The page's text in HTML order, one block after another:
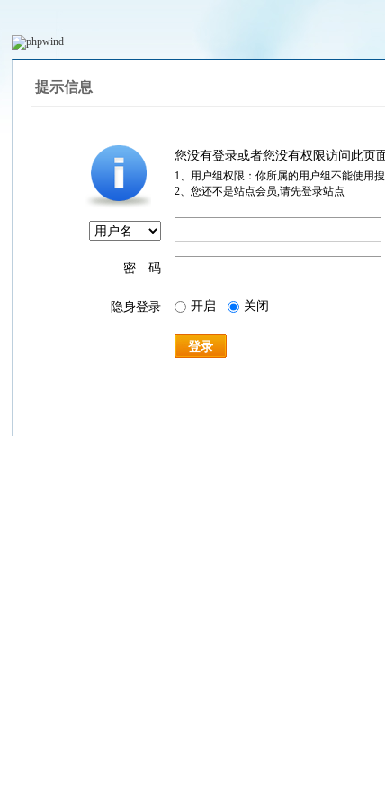
提示信息
您没有登录或者您没有权限访问此页
1、用户组权限：你所属的用户组不能使用
2、您还不是站点会员,请先登录站点
密 码
隐身登录 开启 关闭
登录